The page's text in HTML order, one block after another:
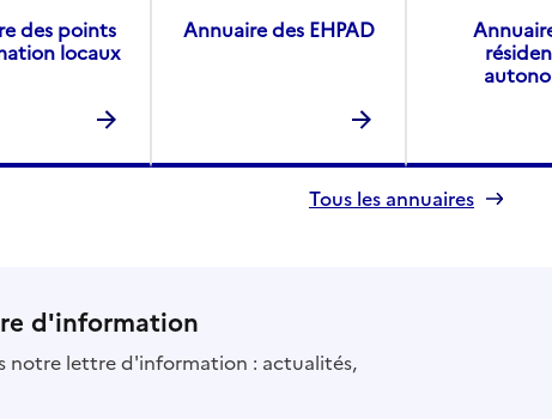
des points
locaux
Annuaire des EHPAD
Tous les annuaires
d'information
notre lettre d'information : actualités,